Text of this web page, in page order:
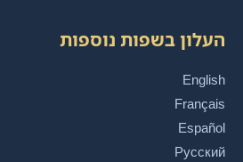
העלון בשפות נוספות
English
Français
Español
Русский